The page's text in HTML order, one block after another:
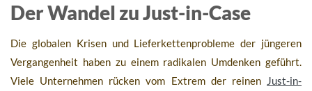
Der Wandel zu Just-in-Case
Die globalen Krisen und Lieferkettenprobleme der jüngeren
Vergangenheit haben zu einem radikalen Umdenken geführt.
Viele Unternehmen rücken vom Extrem der reinen Just-in-